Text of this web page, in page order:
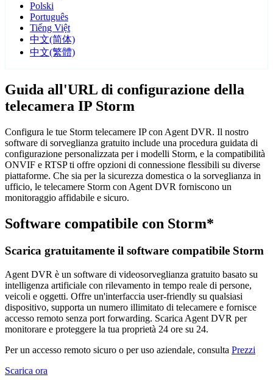
Polski
Português
Tiếng Việt
中文(简体)
中文(繁體)
Guida all'URL di configurazione della
telecamera IP Storm
Configura le tue Storm telecamere IP con Agent DVR. Il nostro
software di sorveglianza gratuito include una procedura guidata di
configurazione personalizzata per i modelli Storm, e la compatibilità
ONVIF e RTSP ti offre opzioni di connessione flessibili su diverse
piattaforme. Che sia per la sicurezza domestica o la sorveglianza in
ufficio, le telecamere Storm con Agent DVR forniscono un
monitoraggio affidabile e sicuro.
Software compatibile con Storm*
Scarica gratuitamente il software compatibile Storm
Agent DVR è un software di videosorveglianza gratuito basato su
intelligenza artificiale con rilevamento in tempo reale di persone,
veicoli e oggetti. Offre un'interfaccia user-friendly su qualsiasi
dispositivo, supporta un numero illimitato di telecamere e fornisce
accesso remoto senza port forwarding. Scarica Agent DVR per
monitorare e proteggere la tua proprietà 24 ore su 24.
Per un accesso remoto sicuro o per uso aziendale, consulta Prezzi
Scarica ora